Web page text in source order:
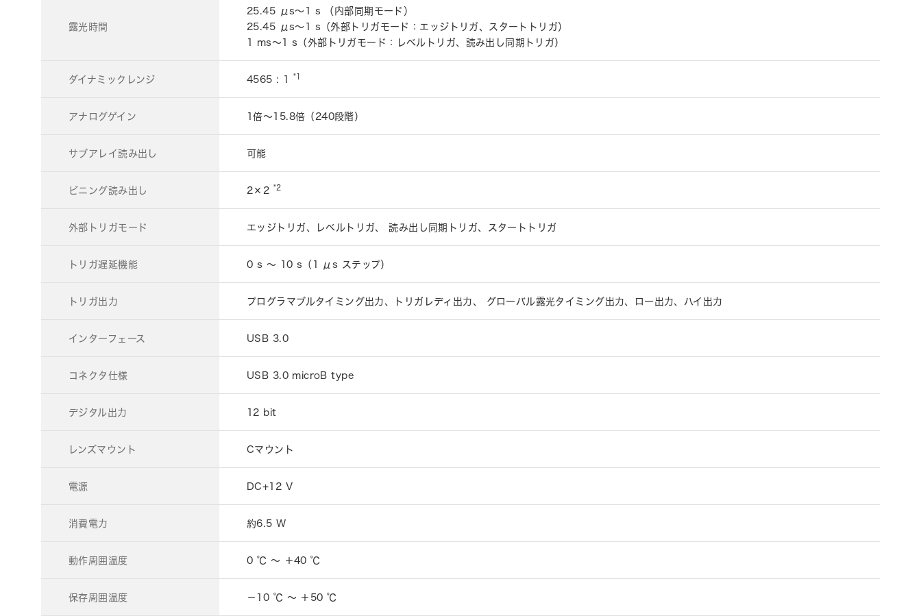
露光時間
25.45 μs～1 s （内部同期モード）
25.45 μs～1 s（外部トリガモード：エッジトリガ、スタートトリガ）
1 ms～1 s（外部トリガモード：レベルトリガ、読み出し同期トリガ）
ダイナミックレンジ 4565 : 1 *1
アナログゲイン 1倍～15.8倍（240段階）
サブアレイ読み出し 可能
ビニング読み出し 2×2 *2
外部トリガモード エッジトリガ、レベルトリガ、 読み出し同期トリガ、スタートトリガ
トリガ遅延機能 0 s ～ 10 s（1 μs ステップ）
トリガ出力 プログラマブルタイミング出力、トリガレディ出力、 グローバル露光タイミング出力、ロー出力、ハイ出力
インターフェース USB 3.0
コネクタ仕様 USB 3.0 microB type
デジタル出力 12 bit
レンズマウント Cマウント
電源 DC+12 V
消費電力 約6.5 W
動作周囲温度 0 ℃ ～ ＋40 ℃
保存周囲温度 －10 ℃ ～ ＋50 ℃